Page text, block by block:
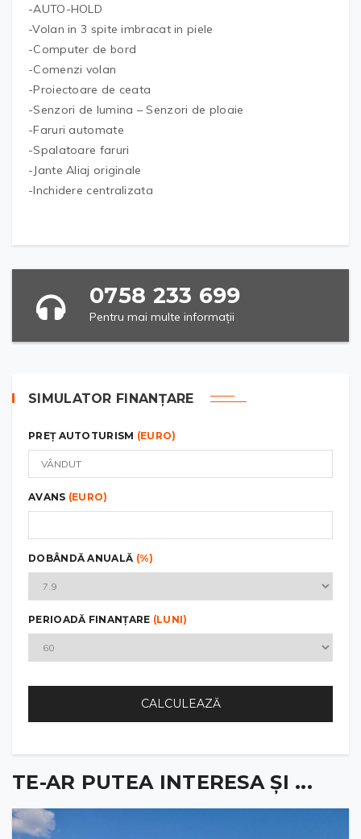
-AUTO-HOLD
-Volan in 3 spite imbracat in piele
-Computer de bord
-Comenzi volan
-Proiectoare de ceata
-Senzori de lumina – Senzori de ploaie
-Faruri automate
-Spalatoare faruri
-Jante Aliaj originale
-Inchidere centralizata
0758 233 699
Pentru mai multe informații
SIMULATOR FINANȚARE
PREȚ AUTOTURISM (EURO)
AVANS (EURO)
DOBÂNDĂ ANUALĂ (%)
PERIOADĂ FINANȚARE (LUNI)
CALCULEAZĂ
TE-AR PUTEA INTERESA ȘI ...